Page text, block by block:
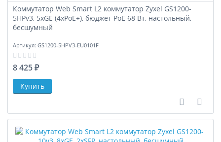
Коммутатор Web Smart L2 коммутатор Zyxel GS1200-
5HPv3, 5xGE (4xPoE+), бюджет PoE 68 Вт, настольный,
бесшумный
Артикул: GS1200-5HPV3-EU0101F
8 425 ₽
В В